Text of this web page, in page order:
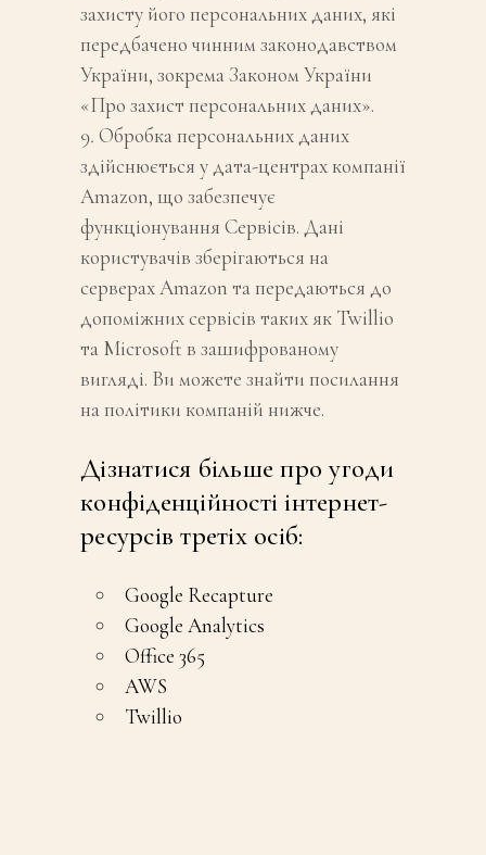
захисту його персональних даних, які
передбачено чинним законодавством
України, зокрема Законом України
«Про захист персональних даних».
Обробка персональних даних
здійснюється у дата-центрах компанії
Amazon, що забезпечує
функціонування Сервісів. Дані
користувачів зберігаються на
серверах Amazon та передаються до
допоміжних сервісів таких як Twillio
та Microsoft в зашифрованому
вигляді. Bи можете знайти посилання
на політики компаній нижче.
Дізнатися більше про угоди
конфіденційності інтернет-
ресурсів третіх осіб:
Google Recapture
Google Analytics
Office 365
AWS
Twillio